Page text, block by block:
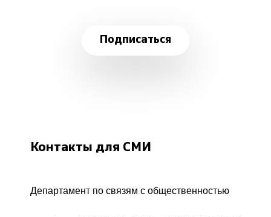
Подписаться
Контакты для СМИ
Департамент по связям с общественностью